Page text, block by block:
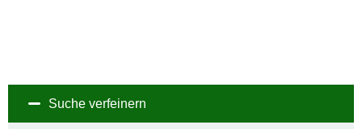
Suche verfeinern